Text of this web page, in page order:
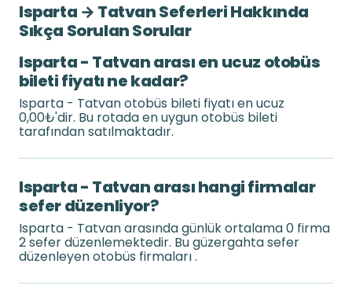
Isparta → Tatvan Seferleri Hakkında
Sıkça Sorulan Sorular
Isparta - Tatvan arası en ucuz otobüs
bileti fiyatı ne kadar?
Isparta - Tatvan otobüs bileti fiyatı en ucuz
0,00₺'dir. Bu rotada en uygun otobüs bileti
tarafından satılmaktadır.
Isparta - Tatvan arası hangi firmalar
sefer düzenliyor?
Isparta - Tatvan arasında günlük ortalama 0 firma
2 sefer düzenlemektedir. Bu güzergahta sefer
düzenleyen otobüs firmaları .